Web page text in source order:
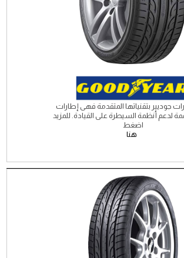
جوديير بتقنياتها المتقدمة فهى إطارات
لدعم أنظمة السيطرة على القيادة. للمزيد
اضغط
هنا